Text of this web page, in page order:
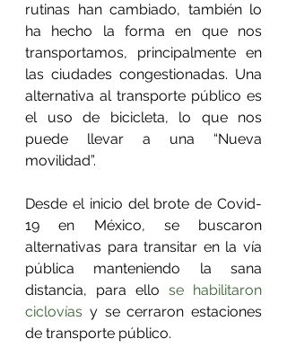
rutinas han cambiado, también lo
ha hecho la forma en que nos
transportamos, principalmente en
las ciudades congestionadas. Una
alternativa al transporte público es
el uso de bicicleta, lo que nos
puede llevar a una “Nueva
movilidad”.
Desde el inicio del brote de Covid-
19 en México, se buscaron
alternativas para transitar en la vía
pública manteniendo la sana
distancia, para ello se habilitaron
ciclovías y se cerraron estaciones
de transporte público.